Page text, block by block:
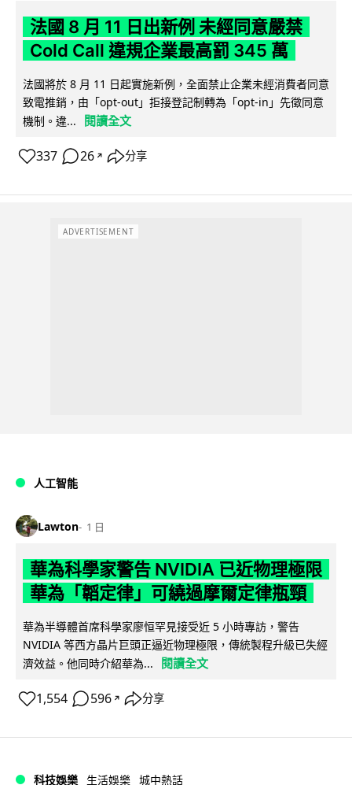
法國 8 月 11 日出新例 未經同意嚴禁
Cold Call 違規企業最高罰 345 萬
法國將於 8 月 11 日起實施新例，全面禁止企業未經消費者同意
致電推銷，由「opt-out」拒接登記制轉為「opt-in」先徵同意
機制。違...
閱讀全文
337 26 ↗ 分享
ADVERTISEMENT
人工智能
Lawton 1 日
華為科學家警告 NVIDIA 已近物理極限
華為「韜定律」可繞過摩爾定律瓶頸
華為半導體首席科學家廖恒罕見接受近 5 小時專訪，警告
NVIDIA 等西方晶片巨頭正逼近物理極限，傳統製程升級已失經
濟效益。他同時介紹華為...
閱讀全文
1,554 596 ↗ 分享
科技娛樂 生活娛樂 城中熱話